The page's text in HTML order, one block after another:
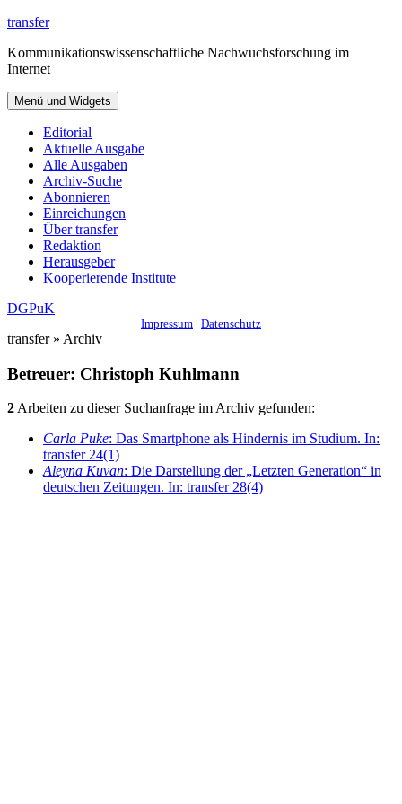
Zum
springen
transfer
Kommunikationswissenschaftliche Nachwuchsforschung im
Internet
Menü und Widgets
Editorial
Aktuelle Ausgabe
Alle Ausgaben
Archiv-Suche
Abonnieren
Einreichungen
Über transfer
Redaktion
Herausgeber
Kooperierende Institute
DGPuK
Impressum | Datenschutz
transfer » Archiv
Betreuer: Christoph Kuhlmann
2Arbeiten zu dieser Suchanfrage im Archiv gefunden:
Carla Puke: Das Smartphone als Hindernis im Studium. In:
transfer 24(1)
Aleyna Kuvan: Die Darstellung der „Letzten Generation“ in
deutschen Zeitungen. In: transfer 28(4)